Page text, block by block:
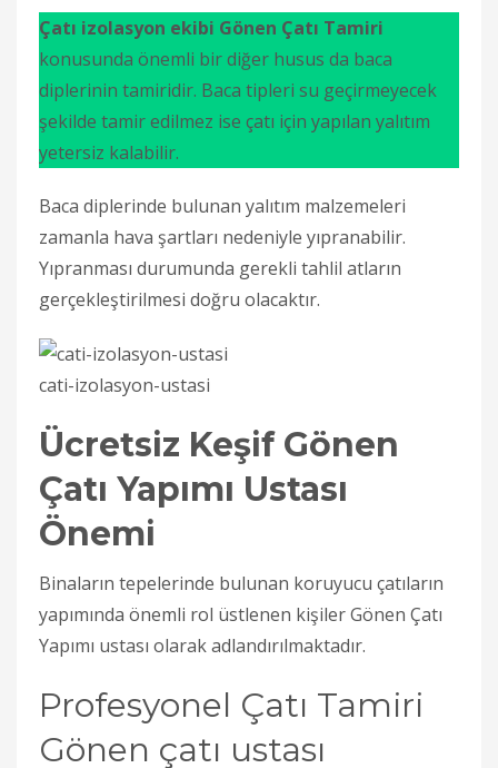
Çatı izolasyon ekibi Gönen Çatı Tamiri
konusunda önemli bir diğer husus da baca
diplerinin tamiridir. Baca tipleri su geçirmeyecek
şekilde tamir edilmez ise çatı için yapılan yalıtım
yetersiz kalabilir.
Baca diplerinde bulunan yalıtım malzemeleri
zamanla hava şartları nedeniyle yıpranabilir.
Yıpranması durumunda gerekli tahlil atların
gerçekleştirilmesi doğru olacaktır.
cati-izolasyon-ustasi
Ücretsiz Keşif Gönen
Çatı Yapımı Ustası
Önemi
Binaların tepelerinde bulunan koruyucu çatıların
yapımında önemli rol üstlenen kişiler Gönen Çatı
Yapımı ustası olarak adlandırılmaktadır.
Profesyonel Çatı Tamiri
Gönen çatı ustası